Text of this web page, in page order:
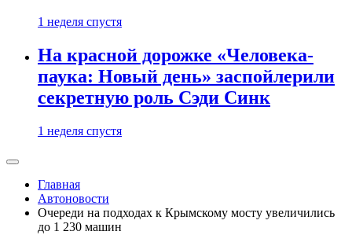
1 неделя спустя
На красной дорожке «Человека-
паука: Новый день» заспойлерили
секретную роль Сэди Синк
1 неделя спустя
Главная
Автоновости
Очереди на подходах к Крымскому мосту увеличились
до 1 230 машин